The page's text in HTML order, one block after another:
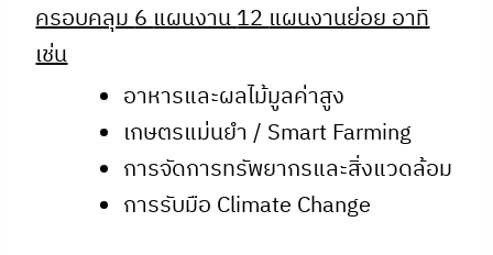
ครอบคลุม6แผนงาน12แผนงานย่อย อาทิ
เช่น
อาหารและผลไม้มูลค่าสูง
เกษตรแม่นยำ / Smart Farming
การจัดการทรัพยากรและสิ่งแวดล้อม
การรับมือ Climate Change